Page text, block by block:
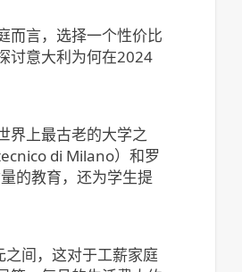
而言，选择一个性价比
讨意大利为何在2024
界上最古老的大学之
di Milano）和罗
的教育，还为学生提
间，这对于工薪家庭